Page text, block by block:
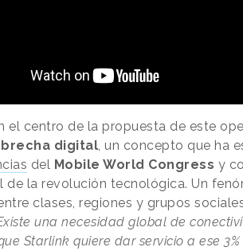
el centro de la propuesta de este
brecha digital , un concepto que ha
del Mobile World Congress y
de la revolución tecnológica. Un
clases, regiones y grupos
una necesidad global de
Starlink quiere dar servicio a ese